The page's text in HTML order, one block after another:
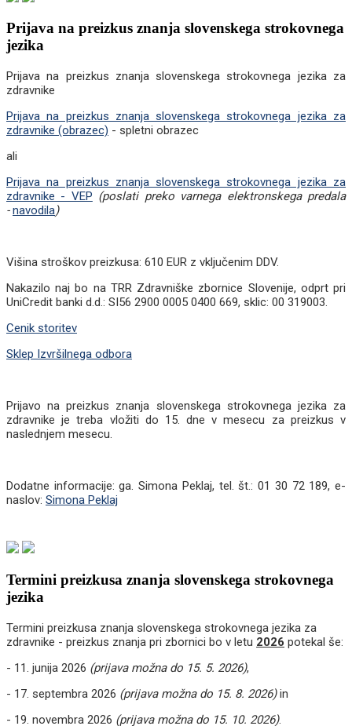
Prijava na preizkus znanja slovenskega strokovnega
jezika
Prijava na preizkus znanja slovenskega strokovnega jezika za
zdravnike
Prijava na preizkus znanja slovenskega strokovnega jezika za
zdravnike (obrazec) - spletni obrazec
ali
Prijava na preizkus znanja slovenskega strokovnega jezika za
zdravnike - VEP (poslati preko varnega elektronskega predala
-navodila)
Višina stroškov preizkusa: 610 EUR z vključenim DDV.
Nakazilo naj bo na TRR Zdravniške zbornice Slovenije, odprt pri
UniCredit banki d.d.: SI56 2900 0005 0400 669, sklic: 00 319003.
Cenik storitev
Sklep Izvršilnega odbora
Prijavo na preizkus znanja slovenskega strokovnega jezika za
zdravnike je treba vložiti do 15. dne v mesecu za preizkus v
naslednjem mesecu.
Dodatne informacije: ga. Simona Peklaj, tel. št.: 01 30 72 189, e-
naslov: Simona Peklaj
Termini preizkusa znanja slovenskega strokovnega
jezika
Termini preizkusa znanja slovenskega strokovnega jezika za
zdravnike - preizkus znanja pri zbornici bo v letu 2026 potekal še:
- 11. junija 2026 (prijava možna do 15. 5. 2026),
- 17. septembra 2026 (prijava možna do 15. 8. 2026)in
- 19. novembra 2026 (prijava možna do 15. 10. 2026).